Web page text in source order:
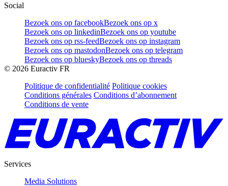
Social
Bezoek ons op facebookBezoek ons op x
Bezoek ons op linkedinBezoek ons op youtube
Bezoek ons op rss-feedBezoek ons op instagram
Bezoek ons op mastodonBezoek ons op telegram
Bezoek ons op blueskyBezoek ons op threads
© 2026 Euractiv FR
Politique de confidentialité Politique cookies
Conditions générales Conditions d’abonnement
Conditions de vente
Services
Media Solutions